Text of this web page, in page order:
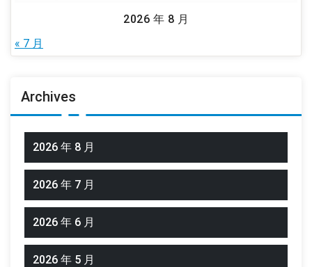
2026 年 8 月
« 7 月
Archives
2026 年 8 月
2026 年 7 月
2026 年 6 月
2026 年 5 月